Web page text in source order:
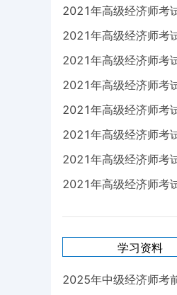
2021年高级经济师考
2021年高级经济师考
2021年高级经济师考
2021年高级经济师考
2021年高级经济师考
2021年高级经济师考
2021年高级经济师考
2021年高级经济师考
学习资料
2025年中级经济师考